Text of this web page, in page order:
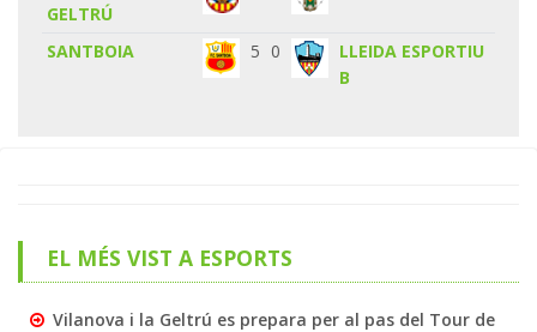
GELTRÚ
SANTBOIA 5 0
LLEIDA ESPORTIU
B
EL MÉS VIST A ESPORTS
Vilanova i la Geltrú es prepara per al pas del Tour de